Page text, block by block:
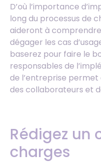
D’où l’importance
long du processus de
aideront à
dégager les cas
baserez pour faire le
responsables de
de l’entreprise permet
des collaborateurs et
Rédigez un
charges